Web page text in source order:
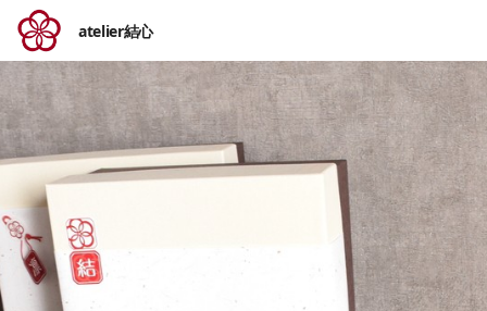
atelier結心